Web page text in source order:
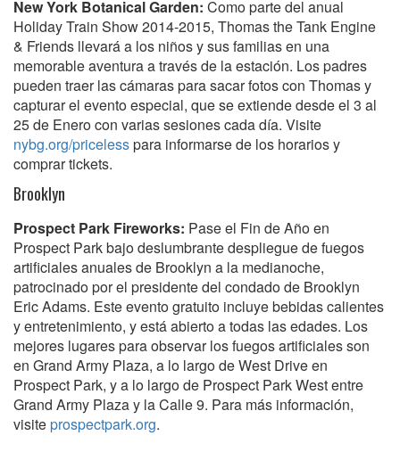
New York Botanical Garden: Como parte del anual
Holiday Train Show 2014-2015, Thomas the Tank Engine
& Friends llevará a los niños y sus familias en una
memorable aventura a través de la estación. Los padres
pueden traer las cámaras para sacar fotos con Thomas y
capturar el evento especial, que se extiende desde el 3 al
25 de Enero con varias sesiones cada día. Visite
nybg.org/pricelesspara informarse de los horarios y
comprar tickets.
Brooklyn
Prospect Park Fireworks: Pase el Fin de Año en
Prospect Park bajo deslumbrante despliegue de fuegos
artificiales anuales de Brooklyn a la medianoche,
patrocinado por el presidente del condado de Brooklyn
Eric Adams. Este evento gratuito incluye bebidas calientes
y entretenimiento, y está abierto a todas las edades. Los
mejores lugares para observar los fuegos artificiales son
en Grand Army Plaza, a lo largo de West Drive en
Prospect Park, y a lo largo de Prospect Park West entre
Grand Army Plaza y la Calle 9. Para más información,
visiteprospectpark.org.